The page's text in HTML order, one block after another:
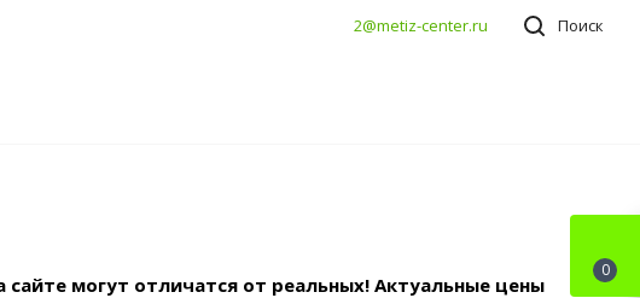
Поиск
2@metiz-center.ru
могут отличатся от реальных! Актуальные цены
0